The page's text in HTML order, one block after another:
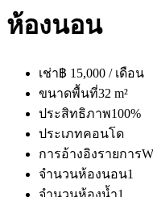
ห้องนอน
เช่า฿ 15,000 / เดือน
ขนาดพื้นที่32 m²
ประสิทธิภาพ100%
ประเภทคอนโด
การอ้างอิงรายการ
จำนวนห้องนอน1
จำนวนห้องน้ำ1